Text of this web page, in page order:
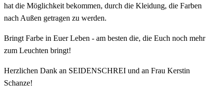
hat die Möglichkeit bekommen, durch die Kleidung, die Farben
nach Außen getragen zu werden.
Bringt Farbe in Euer Leben - am besten die, die Euch noch mehr
zum Leuchten bringt!
Herzlichen Dank an SEIDENSCHREI und an Frau Kerstin
Schanze!